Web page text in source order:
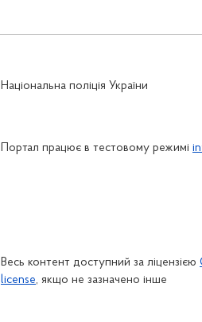
Національна поліція України
Портал працює в тестовому режимі
Весь контент доступний за ліцензією
license, якщо не зазначено інше